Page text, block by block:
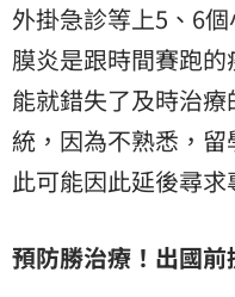
外掛急診等上5、6
膜炎是跟時間賽跑
能就錯失了及時治
統，因為不熟悉，
此可能因此延後尋求
預防勝治療！出國